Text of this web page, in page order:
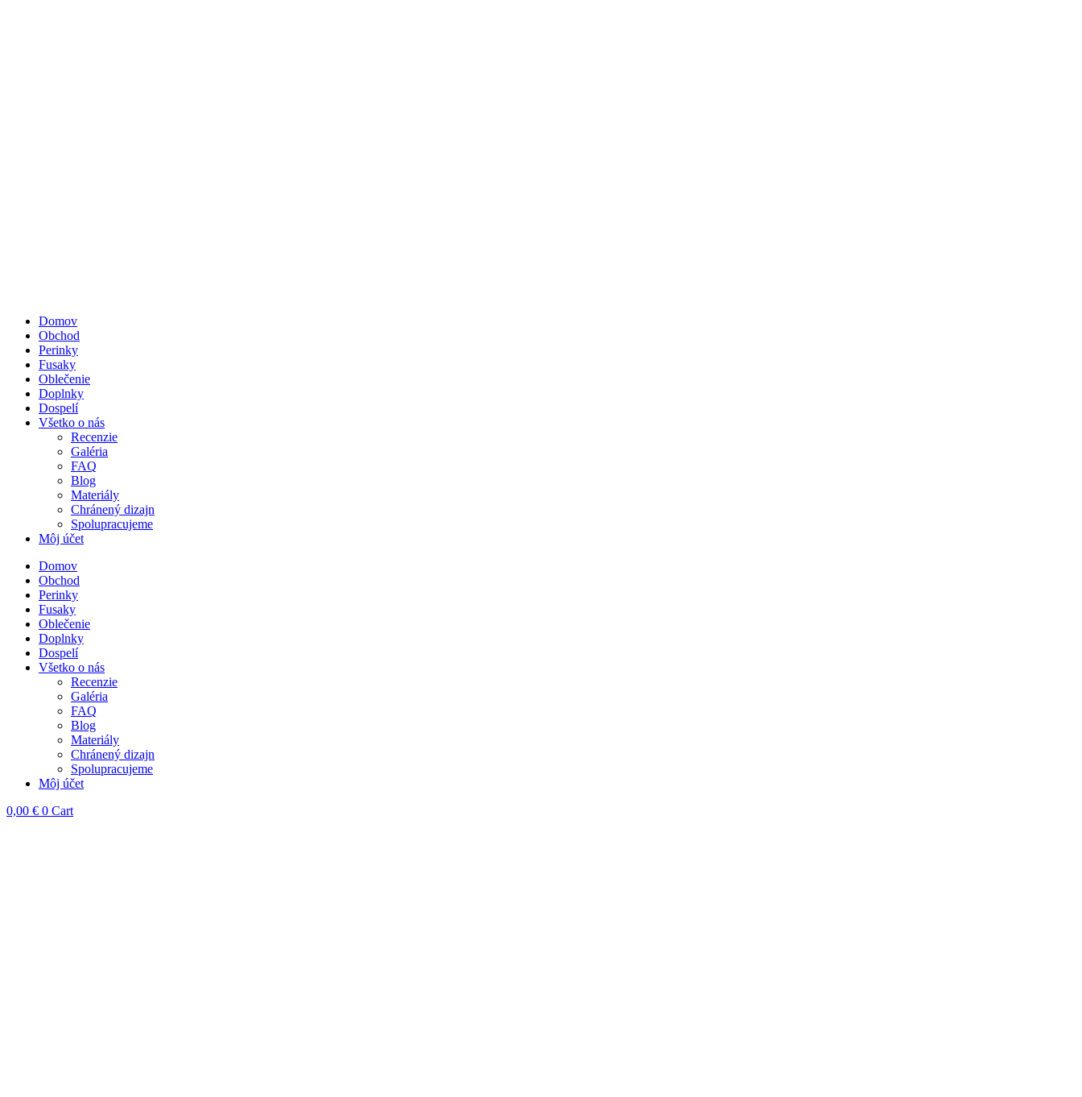
Domov
Obchod
Perinky
Fusaky
Oblečenie
Doplnky
Dospelí
Všetko o nás
Recenzie
Galéria
FAQ
Blog
Materiály
Chránený dizajn
Spolupracujeme
Môj účet
Domov
Obchod
Perinky
Fusaky
Oblečenie
Doplnky
Dospelí
Všetko o nás
Recenzie
Galéria
FAQ
Blog
Materiály
Chránený dizajn
Spolupracujeme
Môj účet
0,00 € 0 Cart